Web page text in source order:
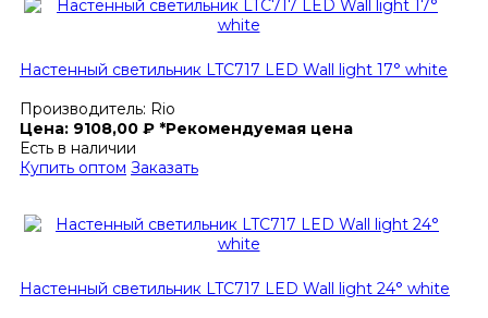
Настенный светильник LTC717 LED Wall light 17° white
Производитель: Rio
Цена: 9108,00 ₽ *Рекомендуемая цена
Есть в наличии
Купить оптом Заказать
Настенный светильник LTC717 LED Wall light 24° white